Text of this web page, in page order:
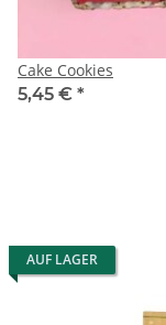
Cake Cookies
5,45 € *
AUF LAGER